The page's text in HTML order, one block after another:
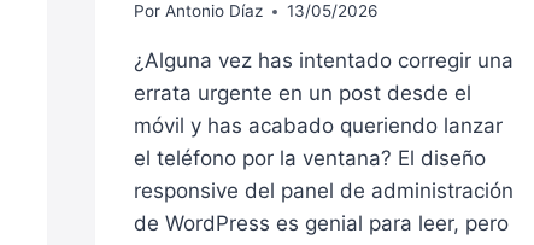
Por Antonio Díaz 13/05/2026
¿Alguna vez has intentado corregir una
errata urgente en un post desde el
móvil y has acabado queriendo lanzar
el teléfono por la ventana? El diseño
responsive del panel de administración
de WordPress es genial para leer, pero